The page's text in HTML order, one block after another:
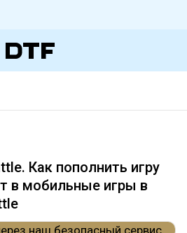
Как пополнить игру
в мобильные игры в